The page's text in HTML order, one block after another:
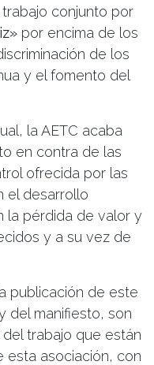
conjunto por
por encima de los
de los
y el fomento del
la AETC acaba
en contra de las
ofrecida por las
el desarrollo
la pérdida de valor y
y a su vez de
publicación de este
del manifiesto, son
trabajo que están
esta asociación, con